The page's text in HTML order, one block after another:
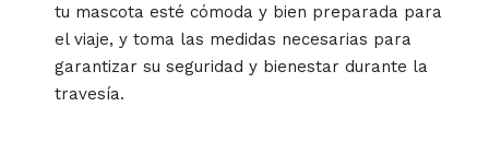
tu mascota esté cómoda y bien preparada para
el viaje, y toma las medidas necesarias para
garantizar su seguridad y bienestar durante la
travesía.